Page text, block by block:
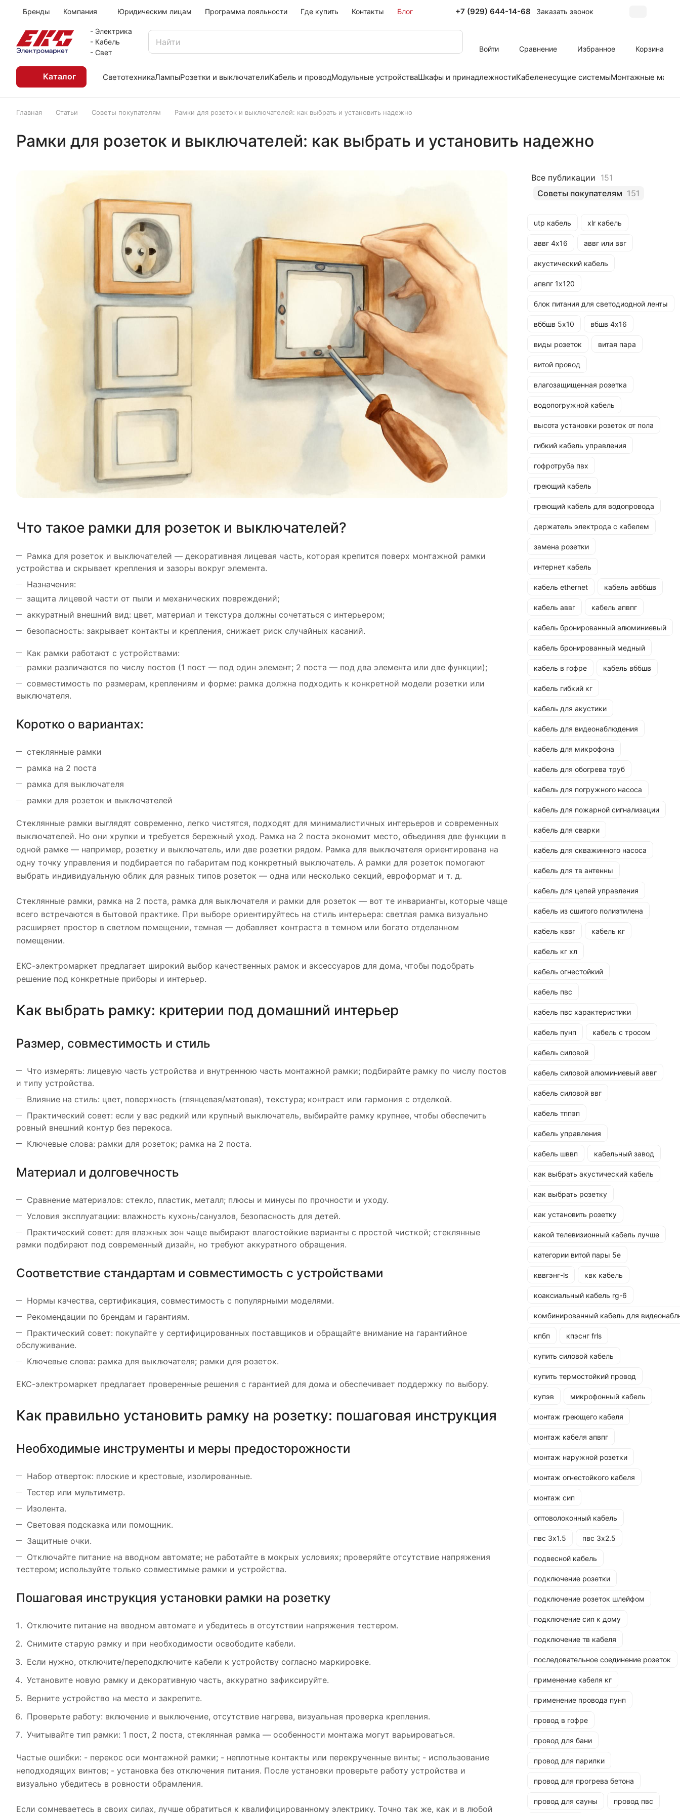
Бренды Компания Юридическим лицам Программа лояльности Где купить Контакты Блог +7 (929) 644-14-68 Заказать звонок
- Электрика
- Кабель
- Свет
Войти Сравнение Избранное Корзина
Каталог СветотехникаЛампыРозетки и выключателиКабель и проводМодульные устройстваШкафы и принадлежностиКабеленесущие системыМонтажные
Главная Статьи Советы покупателям Рамки для розеток и выключателей: как выбрать и установить надежно
Рамки для розеток и выключателей: как выбрать и установить надежно
Что такое рамки для розеток и выключателей?
Рамка для розеток и выключателей — декоративная лицевая часть, которая крепится поверх монтажной рамки
устройства и скрывает крепления и зазоры вокруг элемента.
Назначения:
защита лицевой части от пыли и механических повреждений;
аккуратный внешний вид: цвет, материал и текстура должны сочетаться с интерьером;
безопасность: закрывает контакты и крепления, снижает риск случайных касаний.
Как рамки работают с устройствами:
рамки различаются по числу постов (1 пост — под один элемент; 2 поста — под два элемента или две функции);
совместимость по размерам, креплениям и форме: рамка должна подходить к конкретной модели розетки или
выключателя.
Коротко о вариантах:
стеклянные рамки
рамка на 2 поста
рамка для выключателя
рамки для розеток и выключателей
Стеклянные рамки выглядят современно, легко чистятся, подходят для минималистичных интерьеров и современных
выключателей. Но они хрупки и требуется бережный уход. Рамка на 2 поста экономит место, объединяя две функции в
одной рамке — например, розетку и выключатель, или две розетки рядом. Рамка для выключателя ориентирована на
одну точку управления и подбирается по габаритам под конкретный выключатель. А рамки для розеток помогают
выбрать индивидуальную облик для разных типов розеток — одна или несколько секций, евроформат и т. д.
Стеклянные рамки, рамка на 2 поста, рамка для выключателя и рамки для розеток — вот те инварианты, которые чаще
всего встречаются в бытовой практике. При выборе ориентируйтесь на стиль интерьера: светлая рамка визуально
расширяет простор в светлом помещении, темная — добавляет контраста в темном или богато отделанном
помещении.
ЕКС-электромаркет предлагает широкий выбор качественных рамок и аксессуаров для дома, чтобы подобрать
решение под конкретные приборы и интерьер.
Как выбрать рамку: критерии под домашний интерьер
Размер, совместимость и стиль
Что измерять: лицевую часть устройства и внутреннюю часть монтажной рамки; подбирайте рамку по числу постов
и типу устройства.
Влияние на стиль: цвет, поверхность (глянцевая/матовая), текстура; контраст или гармония с отделкой.
Практический совет: если у вас редкий или крупный выключатель, выбирайте рамку крупнее, чтобы обеспечить
ровный внешний контур без перекоса.
Ключевые слова: рамки для розеток; рамка на 2 поста.
Материал и долговечность
Сравнение материалов: стекло, пластик, металл; плюсы и минусы по прочности и уходу.
Условия эксплуатации: влажность кухонь/санузлов, безопасность для детей.
Практический совет: для влажных зон чаще выбирают влагостойкие варианты с простой чисткой; стеклянные
рамки подбирают под современный дизайн, но требуют аккуратного обращения.
Соответствие стандартам и совместимость с устройствами
Нормы качества, сертификация, совместимость с популярными моделями.
Рекомендации по брендам и гарантиям.
Практический совет: покупайте у сертифицированных поставщиков и обращайте внимание на гарантийное
обслуживание.
Ключевые слова: рамка для выключателя; рамки для розеток.
ЕКС-электромаркет предлагает проверенные решения с гарантией для дома и обеспечивает поддержку по выбору.
Как правильно установить рамку на розетку: пошаговая инструкция
Необходимые инструменты и меры предосторожности
Набор отверток: плоские и крестовые, изолированные.
Тестер или мультиметр.
Изолента.
Световая подсказка или помощник.
Защитные очки.
Отключайте питание на вводном автомате; не работайте в мокрых условиях; проверяйте отсутствие напряжения
тестером; используйте только совместимые рамки и устройства.
Пошаговая инструкция установки рамки на розетку
Отключите питание на вводном автомате и убедитесь в отсутствии напряжения тестером.
Снимите старую рамку и при необходимости освободите кабели.
Если нужно, отключите/переподключите кабели к устройству согласно маркировке.
Установите новую рамку и декоративную часть, аккуратно зафиксируйте.
Верните устройство на место и закрепите.
Проверьте работу: включение и выключение, отсутствие нагрева, визуальная проверка крепления.
Учитывайте тип рамки: 1 пост, 2 поста, стеклянная рамка — особенности монтажа могут варьироваться.
Частые ошибки: - перекос оси монтажной рамки; - неплотные контакты или перекрученные винты; - использование
неподходящих винтов; - установка без отключения питания. После установки проверьте работу устройства и
визуально убедитесь в ровности обрамления.
Если сомневаетесь в своих силах, лучше обратиться к квалифицированному электрику. Точно так же, как и в любой
Все публикации 151
Советы покупателям 151
utp кабель xlr кабель
аввг 4х16 аввг или ввг
акустический кабель
апвпг 1х120
блок питания для светодиодной ленты
вббшв 5х10 вбшв 4х16
виды розеток витая пара
витой провод
влагозащищенная розетка
водопогружной кабель
высота установки розеток от пола
гибкий кабель управления
гофротруба пвх
греющий кабель
греющий кабель для водопровода
держатель электрода с кабелем
замена розетки
интернет кабель
кабель ethernet кабель авббшв
кабель аввг кабель апвпг
кабель бронированный алюминиевый
кабель бронированный медный
кабель в гофре кабель вббшв
кабель гибкий кг
кабель для акустики
кабель для видеонаблюдения
кабель для микрофона
кабель для обогрева труб
кабель для погружного насоса
кабель для пожарной сигнализации
кабель для сварки
кабель для скважинного насоса
кабель для тв антенны
кабель для цепей управления
кабель из сшитого полиэтилена
кабель кввг кабель кг
кабель кг хл
кабель огнестойкий
кабель пвс
кабель пвс характеристики
кабель пунп кабель с тросом
кабель силовой
кабель силовой алюминиевый аввг
кабель силовой ввг
кабель тппэп
кабель управления
кабель шввп кабельный завод
как выбрать акустический кабель
как выбрать розетку
как установить розетку
какой телевизионный кабель лучше
категории витой пары 5e
кввгэнг-ls квк кабель
коаксиальный кабель rg-6
комбинированный кабель для
кпбп кпэснг frls
купить силовой кабель
купить термостойкий провод
купэв микрофонный кабель
монтаж греющего кабеля
монтаж кабеля апвпг
монтаж наружной розетки
монтаж огнестойкого кабеля
монтаж сип
оптоволоконный кабель
пвс 3х1.5 пвс 3х2.5
подвесной кабель
подключение розетки
подключение розеток шлейфом
подключение сип к дому
подключение тв кабеля
последовательное соединение розеток
применение кабеля кг
применение провода пунп
провод в гофре
провод для бани
провод для парилки
провод для прогрева бетона
провод для сауны провод пвс